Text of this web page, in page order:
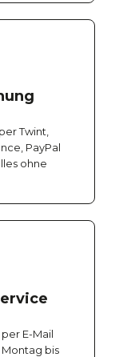
Twint,
PayPal
ohne
E-Mail
bis